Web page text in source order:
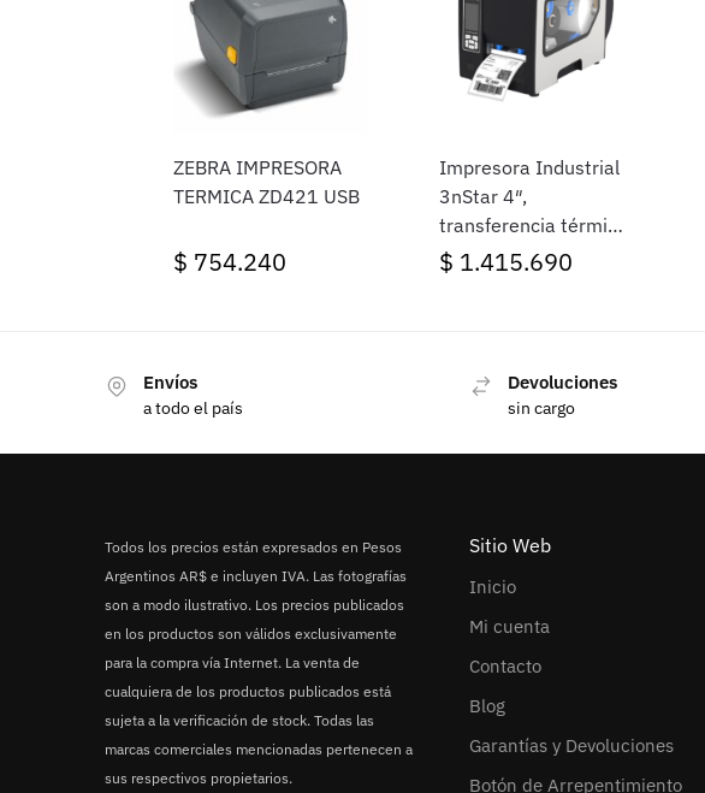
ZEBRA IMPRESORA
TERMICA ZD421 USB
$ 754.240
Impresora Industrial
3nStar 4″,
transferencia térmica
y térmica directa
$ 1.415.690
Envíos
a todo el país
Devoluciones
sin cargo
Todos los precios están expresados en Pesos
Argentinos AR$ e incluyen IVA. Las fotografías
son a modo ilustrativo. Los precios publicados
en los productos son válidos exclusivamente
para la compra vía Internet. La venta de
cualquiera de los productos publicados está
sujeta a la verificación de stock. Todas las
marcas comerciales mencionadas pertenecen a
sus respectivos propietarios.
Sitio Web
Inicio
Mi cuenta
Contacto
Blog
Garantías y Devoluciones
Botón de Arrepentimiento